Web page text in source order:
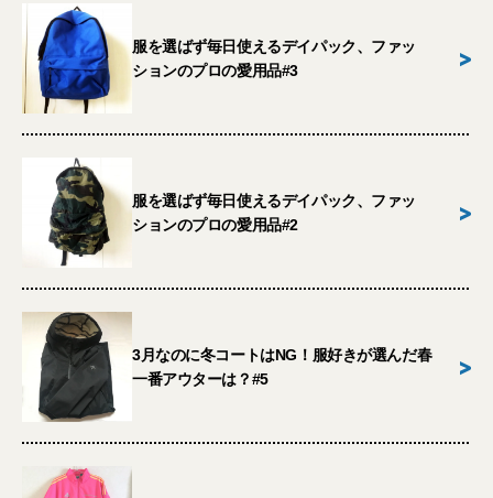
服を選ばず毎日使えるデイパック、ファッ
ションのプロの愛用品#3
>
服を選ばず毎日使えるデイパック、ファッ
ションのプロの愛用品#2
>
3月なのに冬コートはNG！服好きが選んだ春
一番アウターは？#5
>